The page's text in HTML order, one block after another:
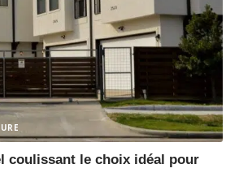
coulissant le choix idéal pour